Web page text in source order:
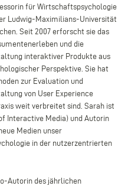
für Wirtschaftspsychologie
Ludwig-Maximilians-Universität
Seit 2007 erforscht sie das
und die
interaktiver Produkte aus
Perspektive. Sie hat
zur Evaluation und
von User Experience
weit verbreitet sind. Sarah ist
Interactive Media) und Autorin
Medien unser
in der nutzerzentrierten
Autorin des jährlichen